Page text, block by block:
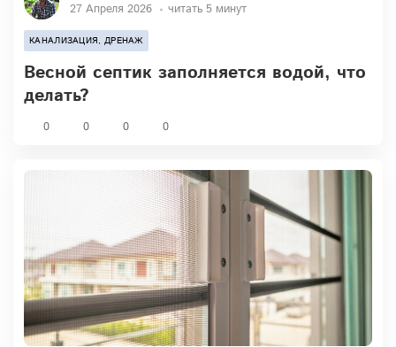
27 Апреля 2026
читать 5 минут
КАНАЛИЗАЦИЯ, ДРЕНАЖ
Весной септик заполняется водой, что
делать?
0 0 0
0